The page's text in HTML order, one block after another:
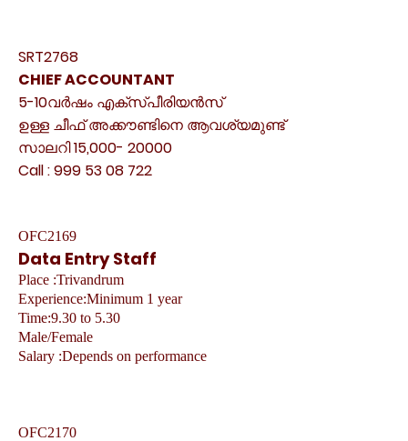
SRT2768
CHIEF ACCOUNTANT
5-10വർഷം എക്സ്പീരിയൻസ്
ഉള്ള ചീഫ് അക്കൗണ്ടിനെ ആവശ്യമുണ്ട്
സാലറി15,000- 20000
Call : 999 53 08 722
OFC2169
Data Entry Staff
Place :Trivandrum
Experience:Minimum 1 year
Time:9.30 to 5.30
Male/Female
Salary :Depends on performance
OFC2170